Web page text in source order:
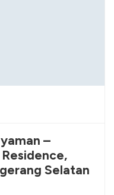
–
Selatan